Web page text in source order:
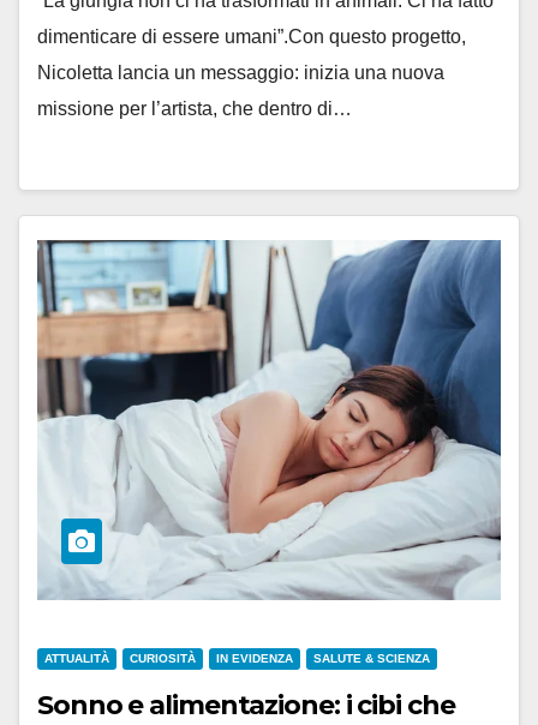
dimenticare di essere umani”.Con questo progetto,
Nicoletta lancia un messaggio: inizia una nuova
missione per l’artista, che dentro di…
ATTUALITÀ CURIOSITÀ IN EVIDENZA SALUTE & SCIENZA
Sonno e alimentazione: i cibi che